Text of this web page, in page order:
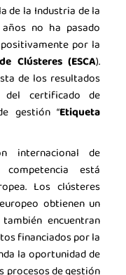
de la Industria de la
no ha pasado
por la
Clústeres (ESCA).
de los resultados
del certificado de
gestión “Etiqueta
internacional de
está
Los clústeres
obtienen un
encuentran
financiados por la
la oportunidad de
procesos de gestión